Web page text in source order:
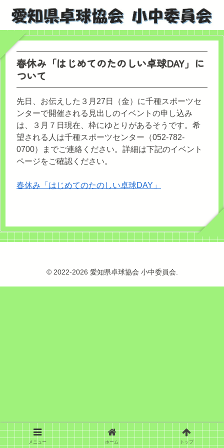
春休み「はじめてのたのしい卓球DAY」に
ついて
先日、お伝えした３月27日（金）に千種スポーツセ
ンターで開催される見出しのイベントの申し込み
は、３月７日現在、枠にゆとりがあるそうです。希
望される人は千種スポーツセンター（052-782-
0700）までご連絡ください。詳細は下記のイベント
ページをご確認ください。
春休み「はじめてのたのしい卓球DAY」
© 2022-2026 愛知県卓球協会 小中委員会.
メニュー ホーム トップ